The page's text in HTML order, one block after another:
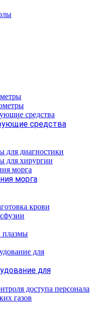
средства
для диагностики
для хирургии
морга
крови
плазмы
для
доступа персонала
газов